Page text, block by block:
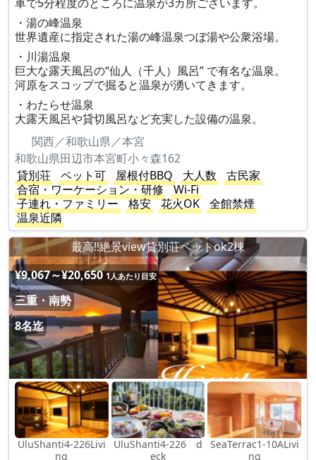
・湯の峰温泉
世界遺産に指定された湯の峰温泉つぼ湯や公衆浴場。
・川湯温泉
巨大な露天風呂の“仙人（千人）風呂” で有名な温泉。
河原をスコップで掘ると温泉が湧いてきます。
・わたらせ温泉
大露天風呂や貸切風呂など充実した設備の温泉。
関西／和歌山県／本宮
和歌山県田辺市本宮町小々森162
貸別荘
ペット可 屋根付BBQ 大人数
古民家
合宿・ワーケーション・研修
Wi-Fi
子連れ・ファミリー
格安 花火OK
全館禁煙
温泉近隣
最高‼︎絶景view貸別荘ペットok2棟
¥9,067～¥20,650 1人あたり目安
三重・南勢
8名迄
UluShanti4-226Livi
ng
UluShanti4-226 d
eck
SeaTerrac1-10ALivi
ng